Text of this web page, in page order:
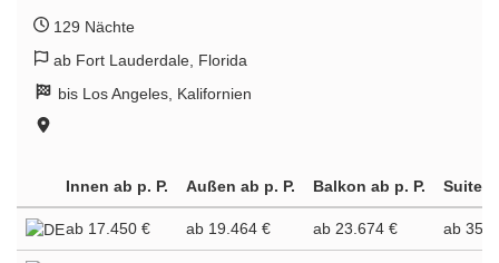
129 Nächte
ab Fort Lauderdale, Florida
bis Los Angeles, Kalifornien
Innen ab p. P. Außen ab p. P. Balkon ab p. P. Suite
ab 17.450 € ab 19.464 € ab 23.674 € ab